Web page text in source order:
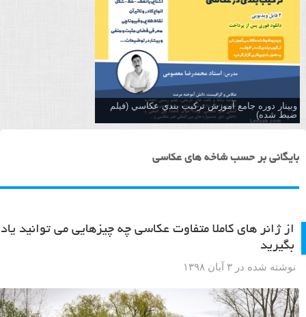
وبینار دوره جامع آموزش تركيب بندي عكاسي (فیلم
ضبط شده)
بایگانی بر حسب شاخه های عکاسی
از ژانر های کاملا متفاوت عکاسی چه چیزهایی می توانید یاد
بگیرید
نوشته شده در ۳ آبان ۱۳۹۸